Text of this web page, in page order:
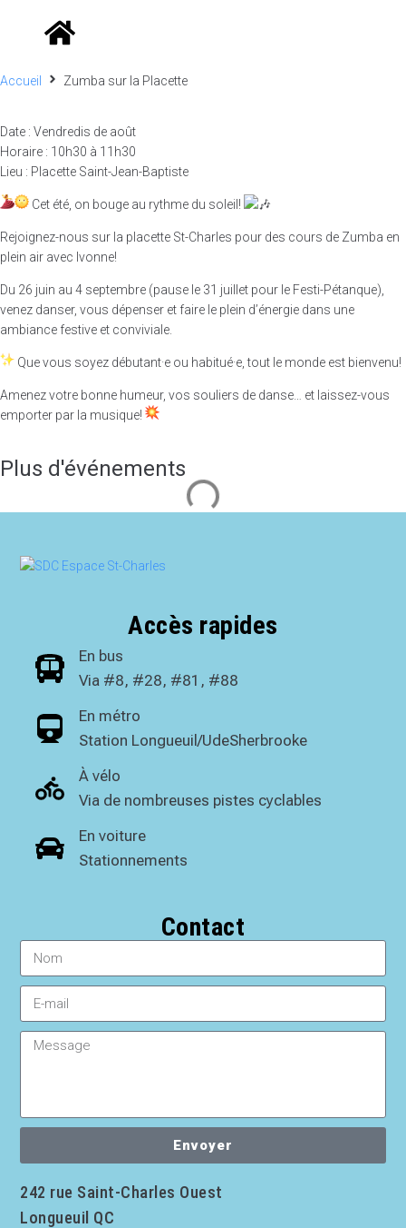
Accueil Zumba sur la Placette
Date : Vendredis de août
Horaire : 10h30 à 11h30
Lieu : Placette Saint-Jean-Baptiste
Cet été, on bouge au rythme du soleil!
Rejoignez-nous sur la placette St-Charles pour des cours de Zumba en
plein air avec Ivonne!
Du 26 juin au 4 septembre (pause le 31 juillet pour le Festi-Pétanque),
venez danser, vous dépenser et faire le plein d’énergie dans une
ambiance festive et conviviale.
Que vous soyez débutant·e ou habitué·e, tout le monde est bienvenu!
Amenez votre bonne humeur, vos souliers de danse… et laissez-vous
emporter par la musique!
Plus d'événements
Accès rapides
En bus
Via #8, #28, #81, #88
En métro
Station Longueuil/UdeSherbrooke
À vélo
Via de nombreuses pistes cyclables
En voiture
Stationnements
Contact
Envoyer
242 rue Saint-Charles Ouest
Longueuil QC